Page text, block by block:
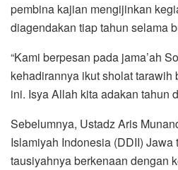
pembina kajian mengijinkan
diagendakan tiap tahun selama
“Kami berpesan pada jama’ah
kehadirannya ikut sholat
ini. Isya Allah kita adakan tahun
Sebelumnya, Ustadz Aris
Islamiyah Indonesia (DDII) Jawa
tausiyahnya berkenaan dengan